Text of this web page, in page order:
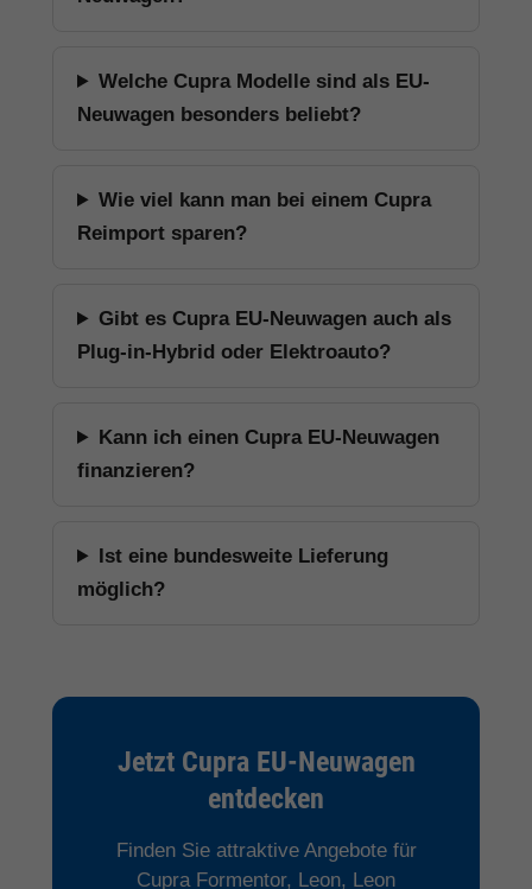
Welche Cupra Modelle sind als EU-
Neuwagen besonders beliebt?
Wie viel kann man bei einem Cupra
Reimport sparen?
Gibt es Cupra EU-Neuwagen auch als
Plug-in-Hybrid oder Elektroauto?
Kann ich einen Cupra EU-Neuwagen
finanzieren?
Ist eine bundesweite Lieferung
möglich?
Jetzt Cupra EU-Neuwagen
entdecken
Finden Sie attraktive Angebote für
Cupra Formentor, Leon, Leon